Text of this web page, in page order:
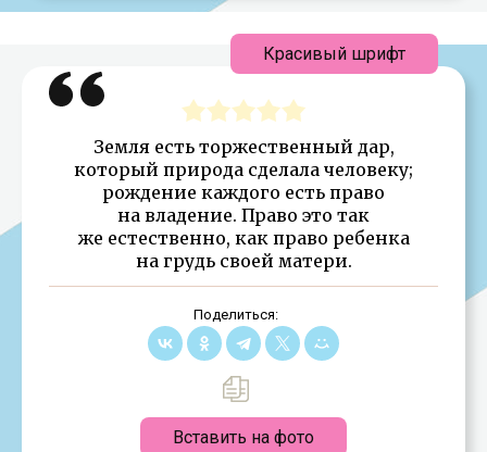
Земля есть торжественный дар,
который природа сделала человеку;
рождение каждого есть право
на владение. Право это так
же естественно, как право ребенка
на грудь своей матери.
Поделиться:
Вставить на фото
Красивый шрифт